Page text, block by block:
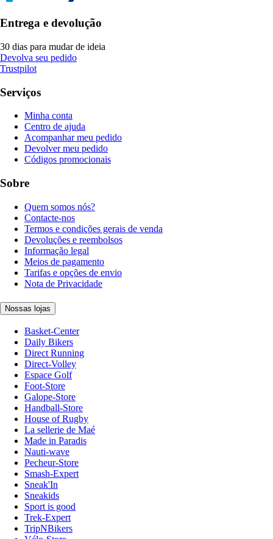
Entrega e devolução
30 dias para mudar de ideia
Devolva seu pedido
Trustpilot
Serviços
Minha conta
Centro de ajuda
Acompanhar meu pedido
Devolver meu pedido
Códigos promocionais
Sobre
Quem somos nós?
Contacte-nos
Termos e condições gerais de venda
Devoluções e reembolsos
Informação legal
Meios de pagamento
Tarifas e opções de envio
Nota de Privacidade
Nossas lojas
Basket-Center
Daily Bikers
Direct Running
Direct-Volley
Espace Golf
Foot-Store
Galope-Store
Handball-Store
House of Rugby
La sellerie de Maé
Made in Paradis
Nauti-wave
Pecheur-Store
Smash-Expert
Sneak'In
Sneakids
Sport is good
Trek-Expert
TripNBikers